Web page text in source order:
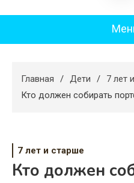
Худеем
Главная Дети
7 лет
Кто должен собирать
7 лет и старше
Кто должен